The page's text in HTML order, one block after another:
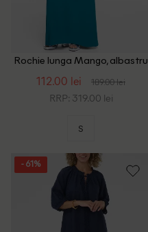
Rochie lunga Mango, albastru
112.00 lei 189.00 lei
RRP: 319.00 lei
S
- 61%